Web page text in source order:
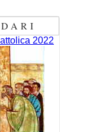
2022